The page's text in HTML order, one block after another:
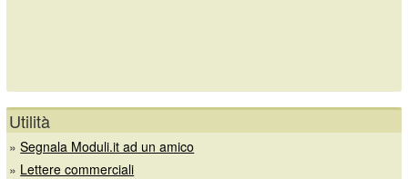
Utilità
»Segnala Moduli.it ad un amico
» Lettere commerciali